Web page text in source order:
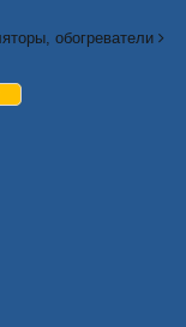
обогреватели